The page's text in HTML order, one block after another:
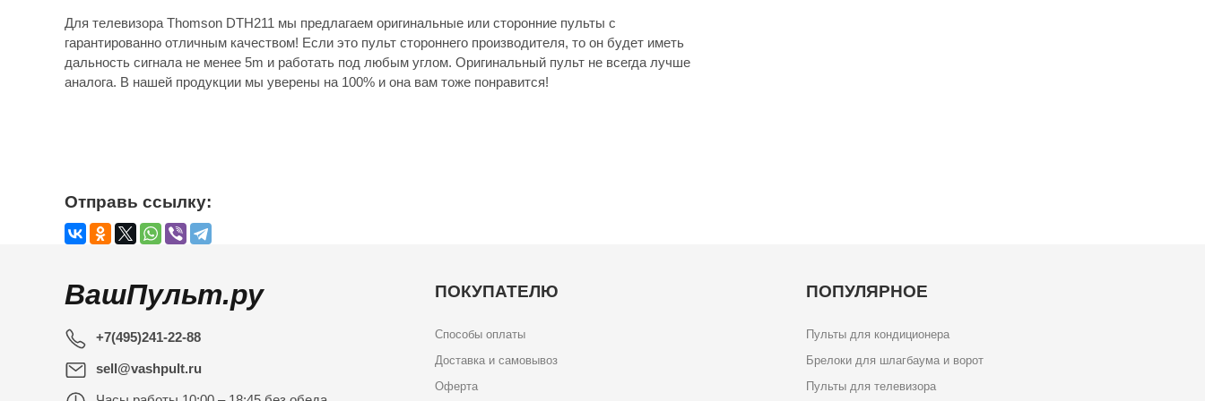
Для телевизора Thomson DTH211 мы предлагаем оригинальные или сторонние пульты с
гарантированно отличным качеством! Если это пульт стороннего производителя, то он будет иметь
дальность сигнала не менее 5m и работать под любым углом. Оригинальный пульт не всегда лучше
аналога. В нашей продукции мы уверены на 100% и она вам тоже понравится!
Отправь ссылку:
ВашПульт.ру
+7(495)241-22-88
sell@vashpult.ru
ПОКУПАТЕЛЮ
Способы оплаты
Доставка и самовывоз
Оферта
ПОПУЛЯРНОЕ
Пульты для кондиционера
Брелоки для шлагбаума и ворот
Пульты для телевизора